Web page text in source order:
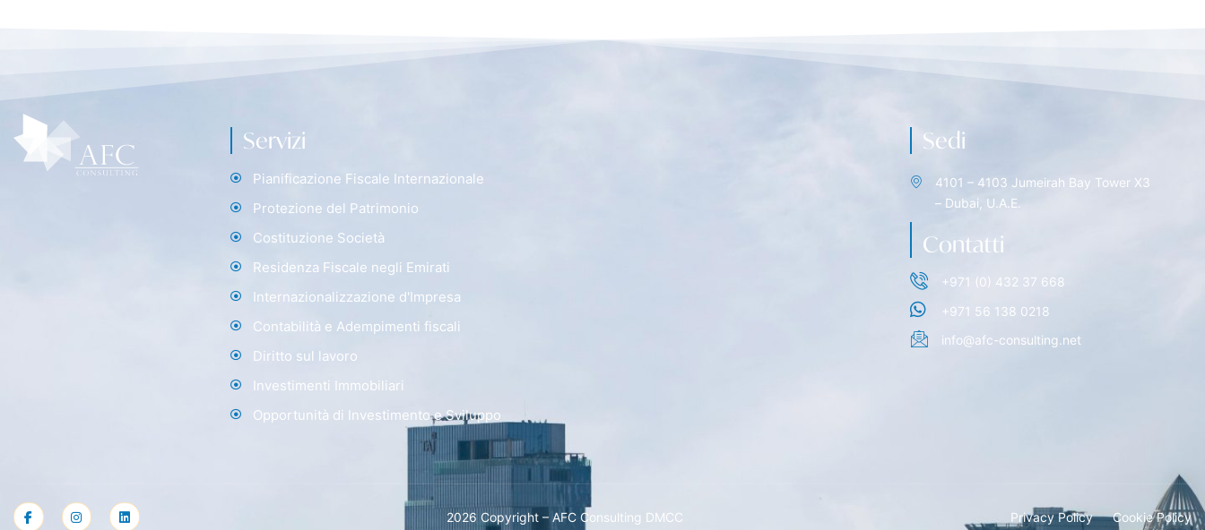
Servizi
Pianificazione Fiscale Internazionale
Protezione del Patrimonio
Costituzione Società
Residenza Fiscale negli Emirati
Internazionalizzazione d'Impresa
Contabilità e Adempimenti fiscali
Diritto sul lavoro
Investimenti Immobiliari
Opportunità di Investimento e Sviluppo
Sedi
4101 – 4103 Jumeirah Bay Tower X3
– Dubai, U.A.E.
Contatti
+971 (0) 432 37 668
+971 56 138 0218
info@afc-consulting.net
2026 Copyright – AFC Consulting DMCC Privacy Policy Cookie Policy